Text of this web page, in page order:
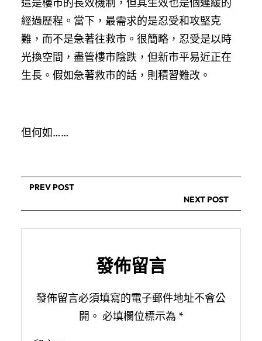
經過歷程。當下，最需求的是忍受和攻堅克
難，而不是急著往救市。很簡略，忍受是以時
光換空間，盡管樓市陰跌，但新市平易近正在
生長。假如急著救市的話，則積習難改。
但何如……
PREV POST
NEXT POST
發佈留言
發佈留言必須填寫的電子郵件地址不會公
開。 必填欄位標示為 *